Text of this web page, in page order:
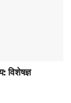
विशेषज्ञ